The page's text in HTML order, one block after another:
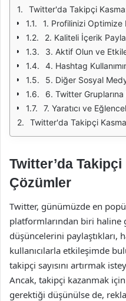
Twitter'da Takipçi
1. Profilinizi Optimize
2. Kaliteli İçerik
3. Aktif Olun ve
4. Hashtag
5. Diğer Sosyal
6. Twitter Gruplarına
7. Yaratıcı ve
Twitter'da Takipçi
Twitter’da
Çözümler
Twitter, günümüzde en
platformlarından biri haline
düşüncelerini
kullanıcılarla etkileşimde
takipçi sayısını artırmak
Ancak, takipçi kazanmak
gerektiği düşünülse de,